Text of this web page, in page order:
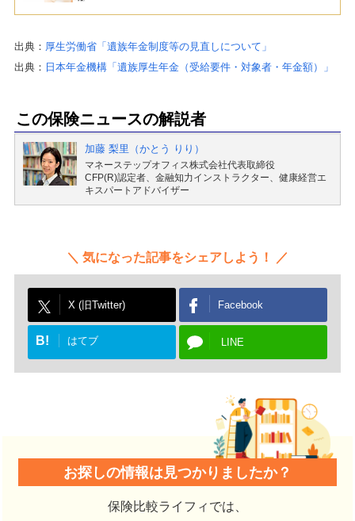
出典： 厚生労働省「遺族年金制度等の見直しについて」
出典： 日本年金機構「遺族厚生年金（受給要件・対象者・年金額）」
この保険ニュースの解説者
加藤 梨里（かとう りり）
マネーステップオフィス株式会社代表取締役
CFP(R)認定者、金融知力インストラクター、健康経営エ
キスパートアドバイザー
気になった記事をシェアしよう！
X (旧Twitter) Facebook
B! はてブ LINE
お探しの情報は見つかりましたか？
保険比較ライフィでは、